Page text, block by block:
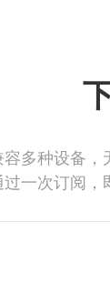
多种设备，
一次订阅，